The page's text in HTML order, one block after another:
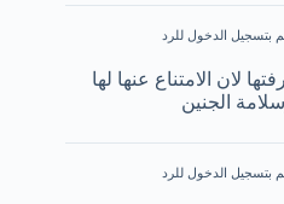
بتسجيل الدخول للرد
لان الامتناع عنها لها
الجنين
بتسجيل الدخول للرد